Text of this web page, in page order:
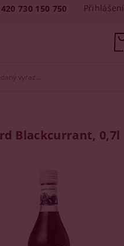
730 150 750 Přihlášení
Blackcurrant, 0,7l